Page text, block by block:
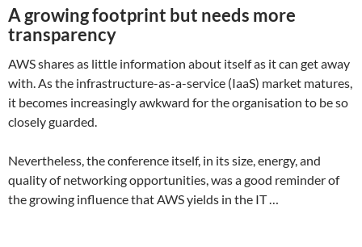
A growing footprint but needs more
transparency
AWS shares as little information about itself as it can get away
with. As the infrastructure-as-a-service (IaaS) market matures,
it becomes increasingly awkward for the organisation to be so
closely guarded.
Nevertheless, the conference itself, in its size, energy, and
quality of networking opportunities, was a good reminder of
the growing influence that AWS yields in the IT …